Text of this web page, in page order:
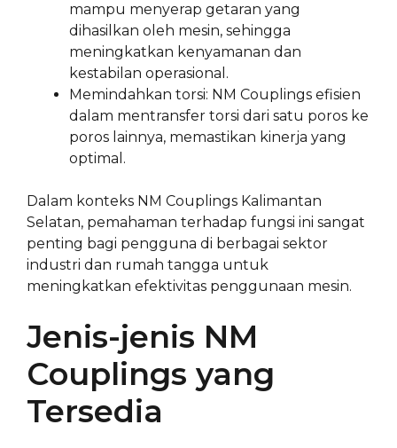
mampu menyerap getaran yang
dihasilkan oleh mesin, sehingga
meningkatkan kenyamanan dan
kestabilan operasional.
Memindahkan torsi: NM Couplings efisien
dalam mentransfer torsi dari satu poros ke
poros lainnya, memastikan kinerja yang
optimal.
Dalam konteks NM Couplings Kalimantan
Selatan, pemahaman terhadap fungsi ini sangat
penting bagi pengguna di berbagai sektor
industri dan rumah tangga untuk
meningkatkan efektivitas penggunaan mesin.
Jenis-jenis NM
Couplings yang
Tersedia